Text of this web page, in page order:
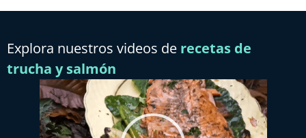
Explora nuestros videos de recetas de
trucha y salmón